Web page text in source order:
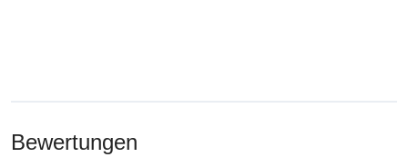
Bewertungen